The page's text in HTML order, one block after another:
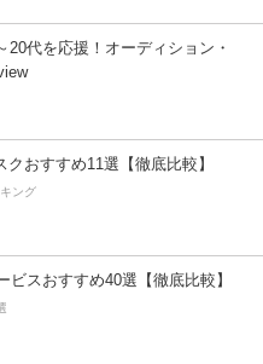
20代を応援！オーディション・
おすすめ11選【徹底比較】
ング
ビスおすすめ40選【徹底比較】